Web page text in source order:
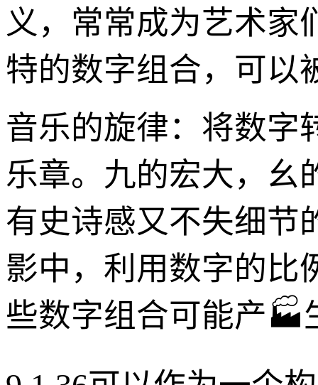
义，常常成为艺术家
特的数字组合，可以
音乐的旋律：将数字
乐章。九的宏大，幺
有史诗感又不失细节
影中，利用数字的比
些数字组合可能产🏭